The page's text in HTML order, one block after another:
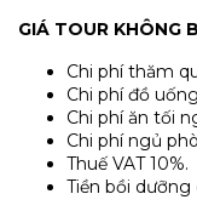
GIÁ TOUR KHÔNG
Chi phí thăm
Chi phí đồ
Chi phí ăn tối
Chi phí ngủ
Thuế VAT 10%.
Tiền bồi dưỡng